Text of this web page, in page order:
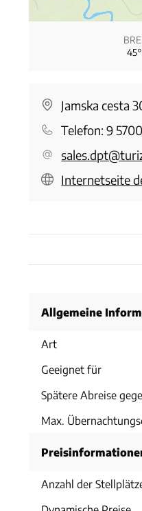
Jamska cesta
Telefon:9
Internetseite
Allgemeine
Art
Geeignet für
Spätere Abreise
Max.
Anzahl der